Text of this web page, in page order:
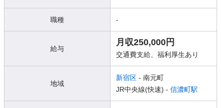
職種 -
給与
月収250,000円
交通費支給、福利厚生あり
地域
新宿区 - 南元町
JR中央線(快速) - 信濃町駅